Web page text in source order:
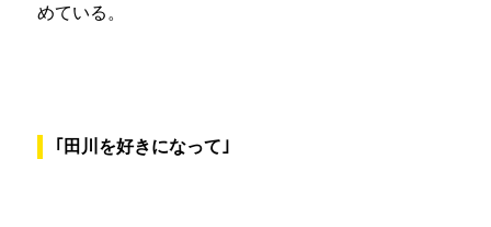
めている。
｢田川を好きになって｣